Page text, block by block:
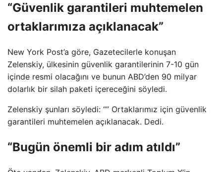
“Güvenlik garantileri muhtemelen
ortaklarımıza açıklanacak”
New York Post’a göre, Gazetecilerle konuşan
Zelenskiy, ülkesinin güvenlik garantilerinin 7-10 gün
içinde resmi olacağını ve bunun ABD’den 90 milyar
dolarlık bir silah paketi içereceğini söyledi.
Zelenskiy şunları söyledi: “” Ortaklarımız için güvenlik
garantileri muhtemelen açıklanacak. Dedi.
“Bugün önemli bir adım atıldı”